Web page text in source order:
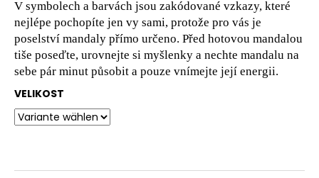
V symbolech a barvách jsou zakódované vzkazy, které
nejlépe pochopíte jen vy sami, protože pro vás je
poselství mandaly přímo určeno. Před hotovou mandalou
tiše poseďte, urovnejte si myšlenky a nechte mandalu na
sebe pár minut působit a pouze vnímejte její energii.
VELIKOST
KELTSKÝ
STROM
ŽIVOTA
S057
378
Kč